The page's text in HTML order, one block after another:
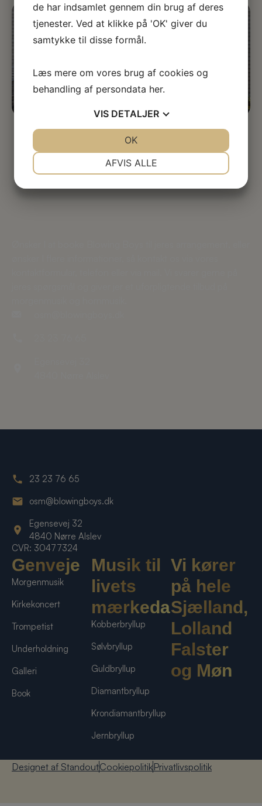
23 23 76 65
osm@blowingboys.dk
Egensevej 32
4840 Nørre Alslev
CVR: 30477324
Genveje
Morgenmusik
Kirkekoncert
Trompetist
Underholdning
Galleri
Book
Musik til
livets
mærkedage
Kobberbryllup
Sølvbryllup
Guldbryllup
Diamantbryllup
Krondiamantbryllup
Jernbryllup
Vi kører
på hele
Sjælland,
Lolland
Falster
og Møn
Designet af StandoutCookiepolitikPrivatlivspolitik
de har indsamlet gennem din brug af deres
tjenester. Ved at klikke på 'OK' giver du
samtykke til disse formål.
Læs mere om vores brug af cookies og
behandling af persondata her.
VIS DETALJER
AFVIS ALLE
OK